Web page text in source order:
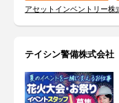
アセットインベントリー株
テイシン警備株式会